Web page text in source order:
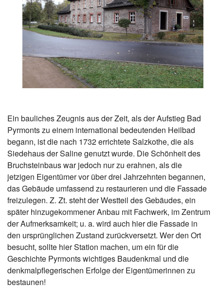
Ein bauliches Zeugnis aus der Zeit, als der Aufstieg Bad
Pyrmonts zu einem international bedeutenden Heilbad
begann, ist die nach 1732 errichtete Salzkothe, die als
Siedehaus der Saline genutzt wurde. Die Schönheit des
Bruchsteinbaus war jedoch nur zu erahnen, als die
jetzigen Eigentümer vor über drei Jahrzehnten begannen,
das Gebäude umfassend zu restaurieren und die Fassade
freizulegen. Z. Zt. steht der Westteil des Gebäudes, ein
später hinzugekommener Anbau mit Fachwerk, im Zentrum
der Aufmerksamkeit; u. a. wird auch hier die Fassade in
den ursprünglichen Zustand zurückversetzt. Wer den Ort
besucht, sollte hier Station machen, um ein für die
Geschichte Pyrmonts wichtiges Baudenkmal und die
denkmalpflegerischen Erfolge der Eigentümerinnen zu
bestaunen!